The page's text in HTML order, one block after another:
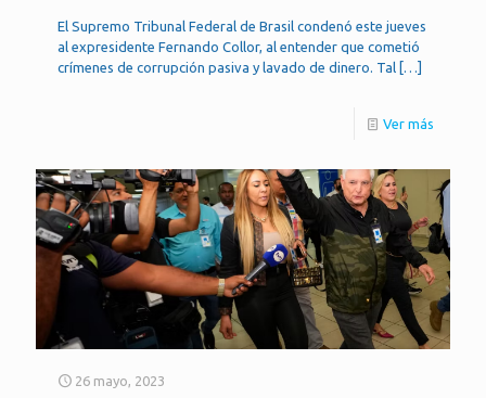
El Supremo Tribunal Federal de Brasil condenó este jueves
al expresidente Fernando Collor, al entender que cometió
crímenes de corrupción pasiva y lavado de dinero. Tal […]
Ver más
26 mayo, 2023